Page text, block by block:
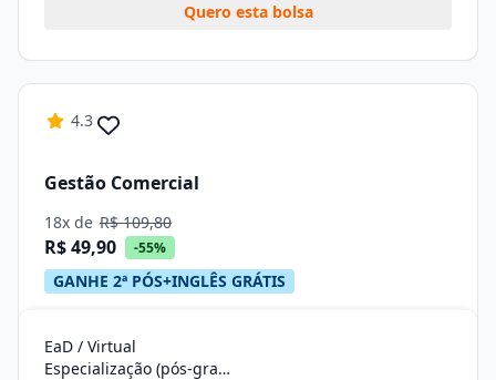
Quero esta bolsa
4.3
Gestão Comercial
18x de R$ 109,80
R$ 49,90 -55%
GANHE 2ª PÓS+INGLÊS GRÁTIS
EaD / Virtual
Especialização (pós-graduação)